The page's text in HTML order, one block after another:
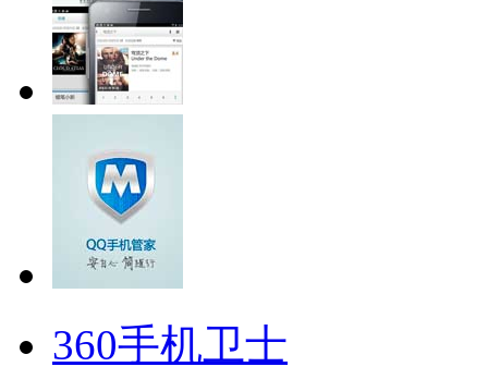
360手机卫士